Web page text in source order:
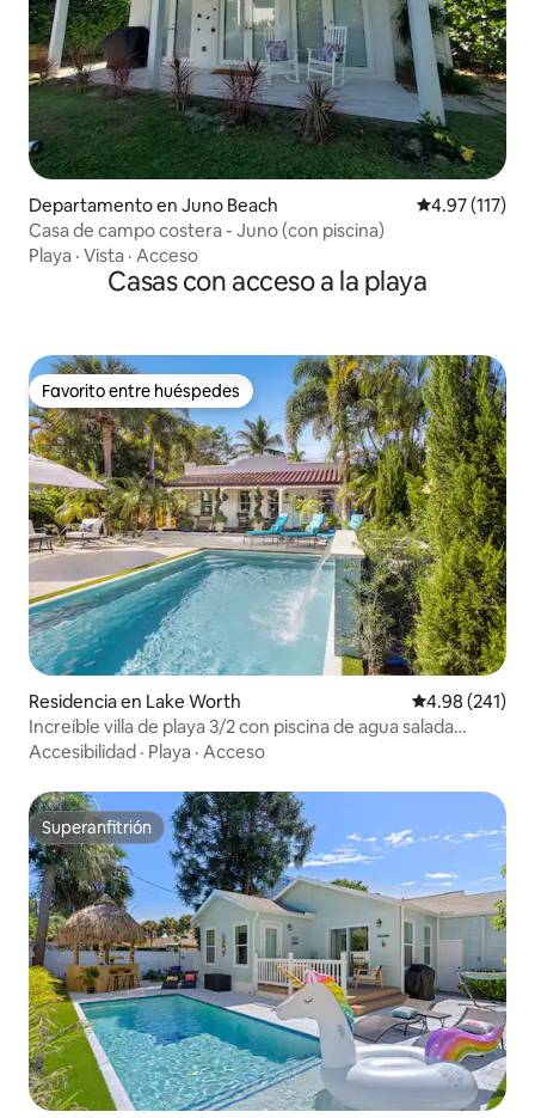
Departamento en Juno Beach Calificación
4.97 (117)
Casa de campo costera - Juno (con piscina)
Playa · Vista · Acceso
Casas con acceso a la playa
Favorito entre huéspedes
Favorito entre huéspedes
Residencia en Lake Worth Calificación
4.98 (241)
Increíble villa de playa 3/2 con piscina de agua salada
climatizada
Accesibilidad · Playa · Acceso
Superanfitrión
Superanfitrión